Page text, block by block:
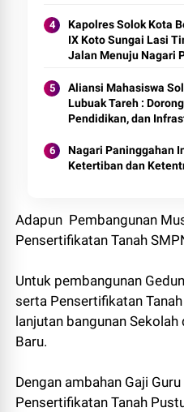
Kapolres Solok Kota
IX Koto Sungai Lasi
Jalan Menuju Nagari
Aliansi Mahasiswa
Lubuak Tareh :
Pendidikan, dan
Nagari Paninggahan
Ketertiban dan
Adapun Pembangunan
Pensertifikatan Tanah
Untuk pembangunan
serta Pensertifikatan
lanjutan bangunan
Baru.
Dengan ambahan Gaji Guru
Pensertifikatan Tanah